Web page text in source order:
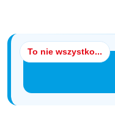
To nie wszystko...